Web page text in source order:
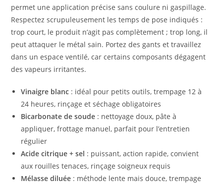
permet une application précise sans coulure ni gaspillage.
Respectez scrupuleusement les temps de pose indiqués :
trop court, le produit n’agit pas complètement ; trop long, il
peut attaquer le métal sain. Portez des gants et travaillez
dans un espace ventilé, car certains composants dégagent
des vapeurs irritantes.
Vinaigre blanc : idéal pour petits outils, trempage 12 à
24 heures, rinçage et séchage obligatoires
Bicarbonate de soude : nettoyage doux, pâte à
appliquer, frottage manuel, parfait pour l’entretien
régulier
Acide citrique + sel : puissant, action rapide, convient
aux rouilles tenaces, rinçage soigneux requis
Mélasse diluée : méthode lente mais douce, trempage